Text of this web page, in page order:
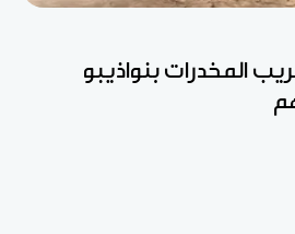
المخدرات بنواذيبو